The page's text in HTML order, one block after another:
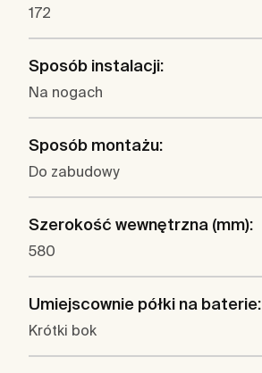
172
Sposób instalacji:
Na nogach
Sposób montażu:
Do zabudowy
Szerokość wewnętrzna (mm):
580
Umiejscownie półki na baterie:
Krótki bok